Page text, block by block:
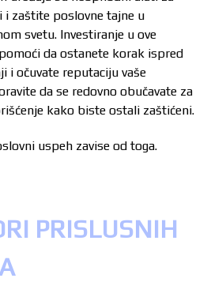
i zaštite poslovne tajne u
svetu. Investiranje u ove
da ostanete korak ispred
i očuvate reputaciju vaše
da se redovno obučavate za
kako biste ostali zaštićeni.
uspeh zavise od toga.
PRISLUSNIH